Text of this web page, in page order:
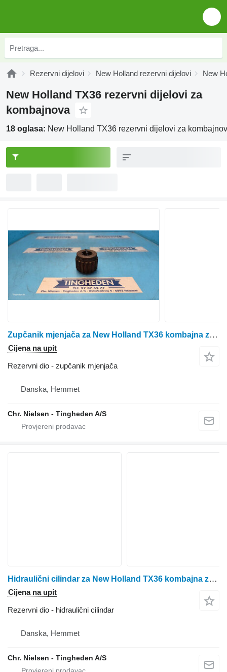
Rezervni dijelovi New Holland rezervni dijelovi New
New Holland TX36 rezervni dijelovi za
kombajnova
18 oglasa: New Holland TX36 rezervni dijelovi za
Zupčanik mjenjača za New Holland TX36 kombajna za žito
Cijena na upit
Rezervni dio - zupčanik mjenjača
Danska, Hemmet
Chr. Nielsen - Tingheden A/S
Hidraulični cilindar za New Holland TX36 kombajna za žito
Cijena na upit
Rezervni dio - hidraulični cilindar
Danska, Hemmet
Chr. Nielsen - Tingheden A/S